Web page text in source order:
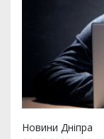
Новини Дніпра